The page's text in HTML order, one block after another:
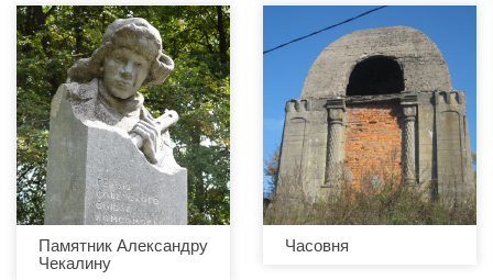
Памятник Александру
Чекалину
Часовня